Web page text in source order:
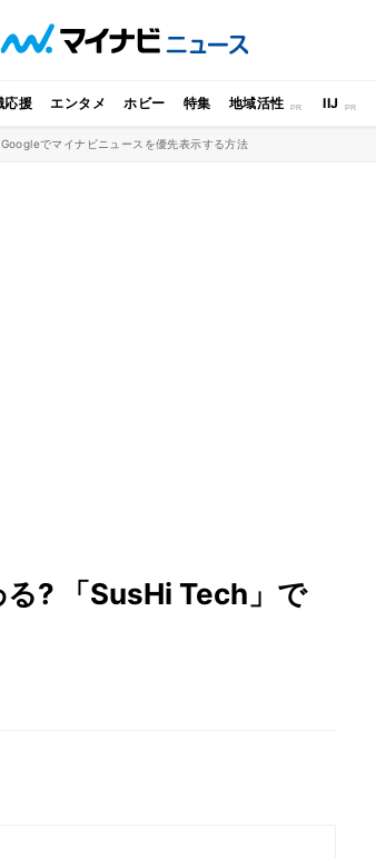
応援 エンタメ ホビー 特集 地域活性 IIJ
Googleでマイナビニュースを優先表示する方法
る? 「SusHi Tech」で